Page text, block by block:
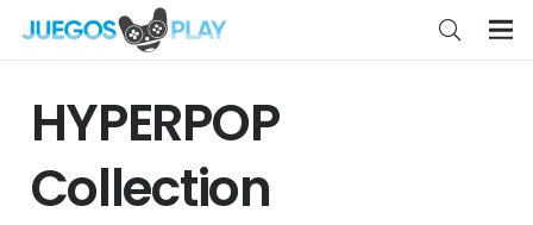
HYPERPOP
Collection